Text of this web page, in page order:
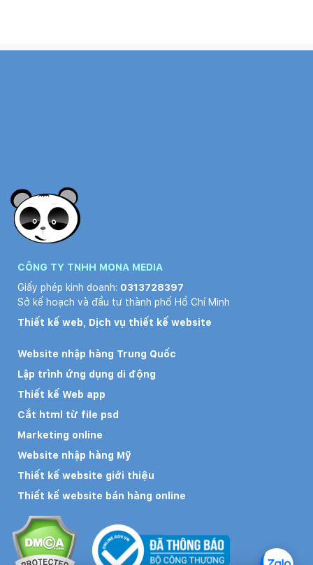
CÔNG TY TNHH MONA MEDIA
Giấy phép kinh doanh: 0313728397
Sở kế hoạch và đầu tư thành phố Hồ Chí Minh
Thiết kế web
Dịch vụ thiết kế website
Website nhập hàng Trung Quốc
Lập trình ứng dụng di động
Thiết kế Web app
Cắt html từ file psd
Marketing online
Website nhập hàng Mỹ
Thiết kế website giới thiệu
Thiết kế website bán hàng online